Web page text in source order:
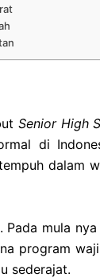
Senior High
di
dalam
Pada mula
program
sederajat.